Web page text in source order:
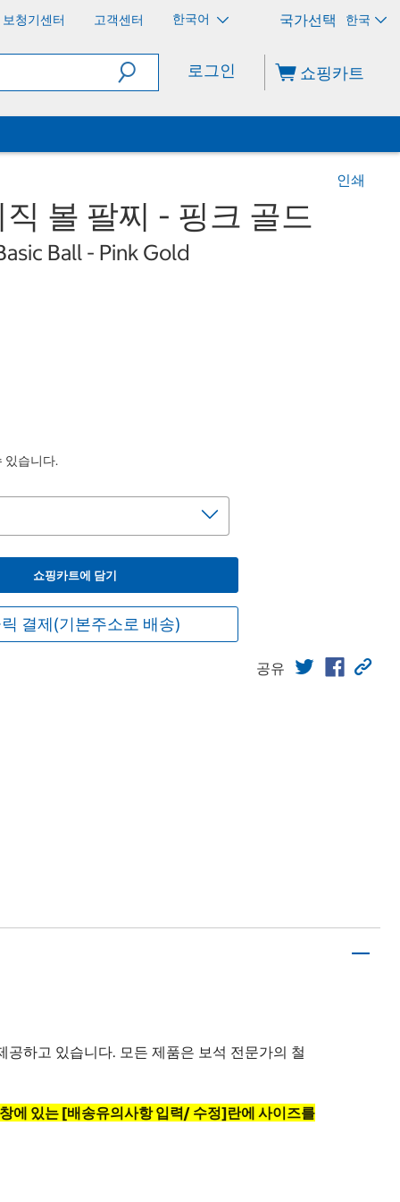
보청기센터 고객센터 한국어 한국
로그인 쇼핑카트
인쇄
볼 팔찌 - 핑크 골드
Ball - Pink Gold
있습니다.
쇼핑카트에 담기
결제(기본주소로 배송)
공유
하고 있습니다. 모든 제품은 보석 전문가의 철
에 있는 [배송유의사항 입력/ 수정]란에 사이즈를